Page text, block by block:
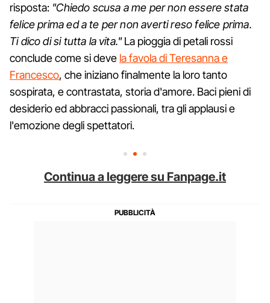
risposta: "Chiedo scusa a me per non essere stata
felice prima ed a te per non averti reso felice prima.
Ti dico di si tutta la vita."La pioggia di petali rossi
conclude come si deve la favola di Teresanna e
Francesco, che iniziano finalmente la loro tanto
sospirata, e contrastata, storia d'amore. Baci pieni di
desiderio ed abbracci passionali, tra gli applausi e
l'emozione degli spettatori.
Continua a leggere su Fanpage.it